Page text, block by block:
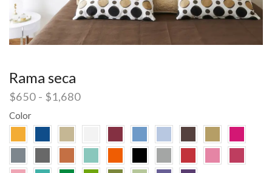
Rama seca
$650 - $1,680
Color